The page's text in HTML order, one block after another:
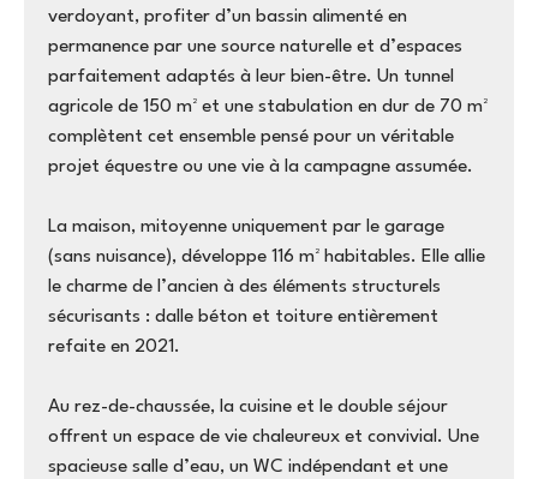
verdoyant, profiter d’un bassin alimenté en
permanence par une source naturelle et d’espaces
parfaitement adaptés à leur bien-être. Un tunnel
agricole de 150 m² et une stabulation en dur de 70 m²
complètent cet ensemble pensé pour un véritable
projet équestre ou une vie à la campagne assumée.
La maison, mitoyenne uniquement par le garage
(sans nuisance), développe 116 m² habitables. Elle allie
le charme de l’ancien à des éléments structurels
sécurisants : dalle béton et toiture entièrement
refaite en 2021.
Au rez-de-chaussée, la cuisine et le double séjour
offrent un espace de vie chaleureux et convivial. Une
spacieuse salle d’eau, un WC indépendant et une